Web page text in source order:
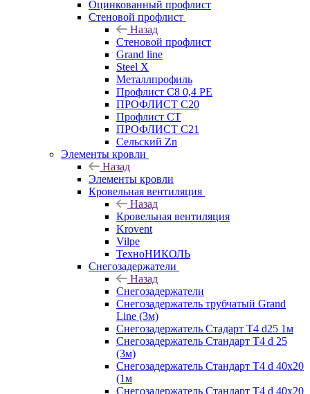
Оцинкованный профлист
Стеновой профлист
Назад
Стеновой профлист
Grand line
Steel X
Металлпрофиль
Профлист С8 0,4 РЕ
ПРОФЛИСТ С20
Профлист СТ
ПРОФЛИСТ С21
Сельский Zn
Элементы кровли
Назад
Элементы кровли
Кровельная вентиляция
Назад
Кровельная вентиляция
Krovent
Vilpe
ТехноНИКОЛЬ
Снегозадержатели
Назад
Снегозадержатели
Снегозадержатель трубчатый Grand
Line (3м)
Снегозадержатель Стадарт Т4 d25 1м
Снегозадержатель Стандарт Т4 d 25
(3м)
Снегозадержатель Стандарт Т4 d 40х20
(1м
Снегозадержатель Стандарт Т4 d 40х20